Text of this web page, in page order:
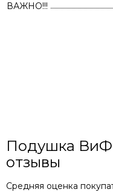
ВАЖНО!!!
Подушка
отзывы
Средняя оценка